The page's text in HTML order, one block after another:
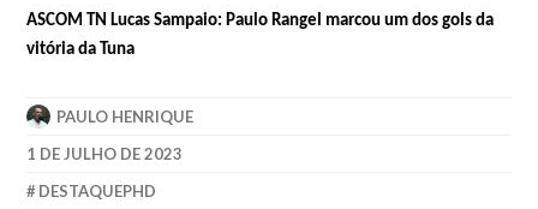
ASCOM TN Lucas Sampaio: Paulo Rangel marcou um dos gols da
vitória da Tuna
PAULO HENRIQUE
1 DE JULHO DE 2023
DESTAQUEPHD